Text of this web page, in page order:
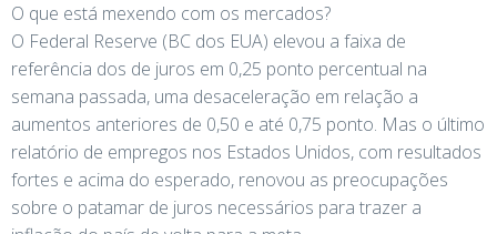
O que está mexendo com os mercados?
O Federal Reserve (BC dos EUA) elevou a faixa de
referência dos de juros em 0,25 ponto percentual na
semana passada, uma desaceleração em relação a
aumentos anteriores de 0,50 e até 0,75 ponto. Mas o último
relatório de empregos nos Estados Unidos, com resultados
fortes e acima do esperado, renovou as preocupações
sobre o patamar de juros necessários para trazer a